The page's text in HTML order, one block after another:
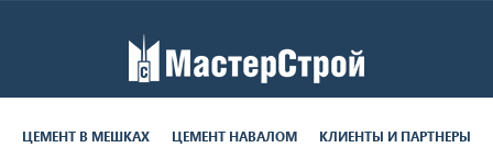
поставки круглосуточно
ЦЕМЕНТ В МЕШКАХ ЦЕМЕНТ НАВАЛОМ КЛИЕНТЫ И ПАРТНЕРЫ